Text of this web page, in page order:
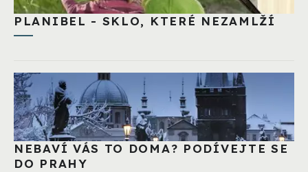
PLANIBEL - SKLO, KTERÉ NEZAMLŽÍ
NEBAVÍ VÁS TO DOMA? PODÍVEJTE SE
DO PRAHY